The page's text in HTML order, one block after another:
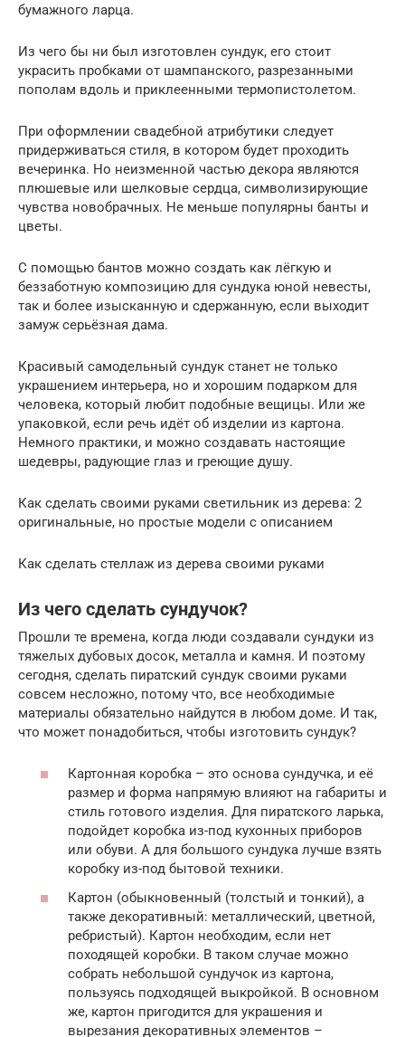
бумажного ларца.
Из чего бы ни был изготовлен сундук, его стоит
украсить пробками от шампанского, разрезанными
пополам вдоль и приклеенными термопистолетом.
При оформлении свадебной атрибутики следует
придерживаться стиля, в котором будет проходить
вечеринка. Но неизменной частью декора являются
плюшевые или шелковые сердца, символизирующие
чувства новобрачных. Не меньше популярны банты и
цветы.
С помощью бантов можно создать как лёгкую и
беззаботную композицию для сундука юной невесты,
так и более изысканную и сдержанную, если выходит
замуж серьёзная дама.
Красивый самодельный сундук станет не только
украшением интерьера, но и хорошим подарком для
человека, который любит подобные вещицы. Или же
упаковкой, если речь идёт об изделии из картона.
Немного практики, и можно создавать настоящие
шедевры, радующие глаз и греющие душу.
Как сделать своими руками светильник из дерева: 2
оригинальные, но простые модели с описанием
Как сделать стеллаж из дерева своими руками
Из чего сделать сундучок?
Прошли те времена, когда люди создавали сундуки из
тяжелых дубовых досок, металла и камня. И поэтому
сегодня, сделать пиратский сундук своими руками
совсем несложно, потому что, все необходимые
материалы обязательно найдутся в любом доме. И так,
что может понадобиться, чтобы изготовить сундук?
Картонная коробка – это основа сундучка, и её
размер и форма напрямую влияют на габариты и
стиль готового изделия. Для пиратского ларька,
подойдет коробка из-под кухонных приборов
или обуви. А для большого сундука лучше взять
коробку из-под бытовой техники.
Картон (обыкновенный (толстый и тонкий), а
также декоративный: металлический, цветной,
ребристый). Картон необходим, если нет
походящей коробки. В таком случае можно
собрать небольшой сундучок из картона,
пользуясь подходящей выкройкой. В основном
же, картон пригодится для украшения и
вырезания декоративных элементов –